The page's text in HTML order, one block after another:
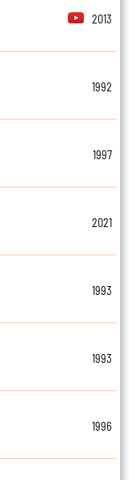
2013
1992
1997
2021
1993
1993
1996